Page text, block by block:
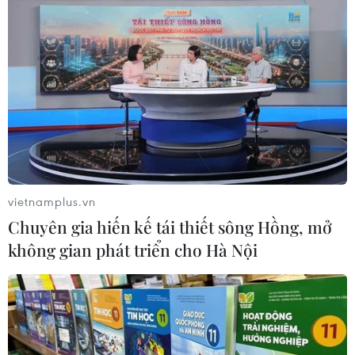
#Ứng dụng AI #Người cao tuổi Trung Quốc
Theo dõi VietnamPlus
vietnamplus.vn
Chuyên gia hiến kế tái thiết sông Hồng, mở
không gian phát triển cho Hà Nội